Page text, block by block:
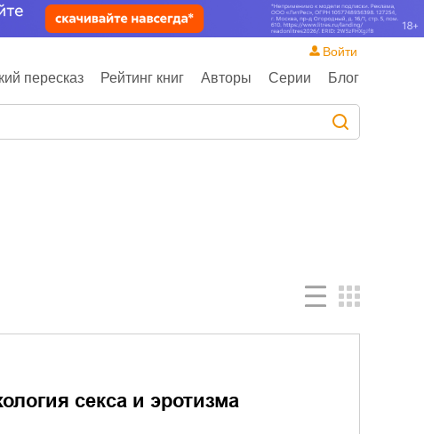
пересказ Рейтинг книг Авторы Серии Блог
Войти
секса и эротизма